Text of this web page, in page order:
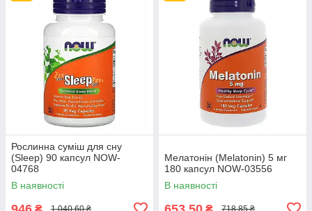
Рослинна суміш для сну
(Sleep) 90 капсул NOW-
04768
В наявності
Мелатонін (Melatonin) 5 мг
180 капсул NOW-03556
В наявності